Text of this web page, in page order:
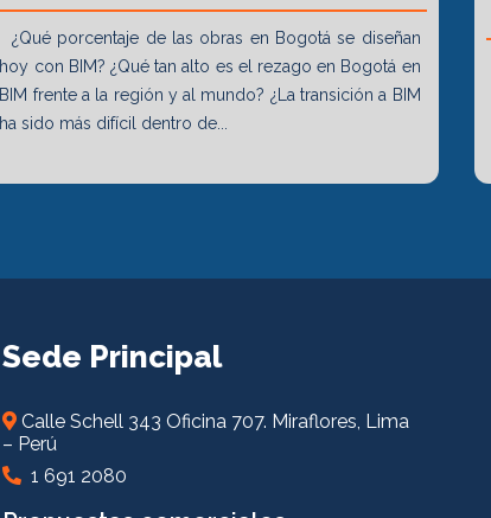
¿Qué porcentaje de las obras en Bogotá se diseñan
hoy con BIM? ¿Qué tan alto es el rezago en Bogotá en
BIM frente a la región y al mundo? ¿La transición a BIM
ha sido más difícil dentro de...
Sede Principal
Calle Schell 343 Oficina 707. Miraflores, Lima
– Perú
1 691 2080